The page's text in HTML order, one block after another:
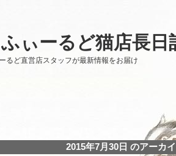
ぃーるど猫店長日
るど直営店スタッフが最新情報をお届け
2015年7月30日 のアーカ